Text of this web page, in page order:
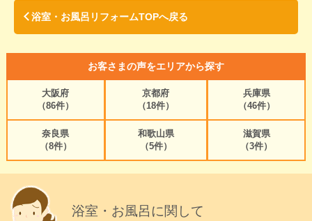
浴室・お風呂リフォームTOPへ戻る
お客さまの声をエリアから探す
大阪府
（86件）
京都府
（18件）
兵庫県
（46件）
奈良県
（8件）
和歌山県
（5件）
滋賀県
（3件）
浴室・お風呂に関して